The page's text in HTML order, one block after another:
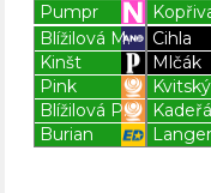
Pumpr
Blížilová M.
Cihla
Kinšt
Mlčák
Pink
Kvitský
Blížilová P.
Burian